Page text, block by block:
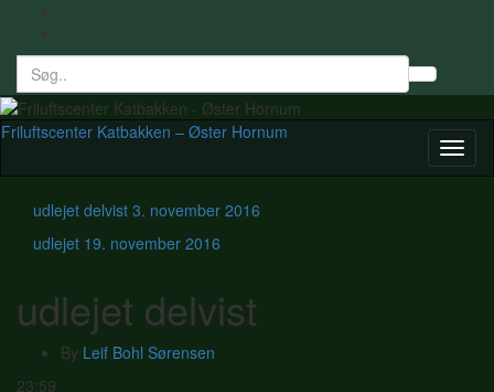
form
Search
for:
Friluftscenter Katbakken – Øster Hornum
udlejet delvist 3. november 2016
udlejet 19. november 2016
udlejet delvist
By Leif Bohl Sørensen
udlejet
23:59